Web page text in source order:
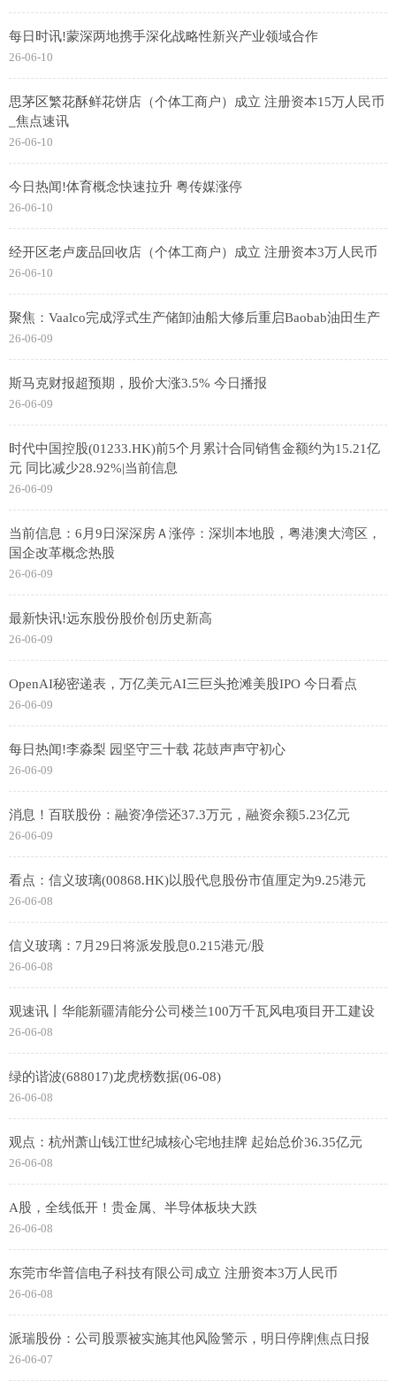
每日时讯!蒙深两地携手深化战略性新兴产业领域合作
26-06-10
思茅区繁花酥鲜花饼店（个体工商户）成立 注册资本15万人民币
_焦点速讯
26-06-10
今日热闻!体育概念快速拉升 粤传媒涨停
26-06-10
经开区老卢废品回收店（个体工商户）成立 注册资本3万人民币
26-06-10
聚焦：Vaalco完成浮式生产储卸油船大修后重启Baobab油田生产
26-06-09
斯马克财报超预期，股价大涨3.5% 今日播报
26-06-09
时代中国控股(01233.HK)前5个月累计合同销售金额约为15.21亿
元 同比减少28.92%|当前信息
26-06-09
当前信息：6月9日深深房Ａ涨停：深圳本地股，粤港澳大湾区，
国企改革概念热股
26-06-09
最新快讯!远东股份股价创历史新高
26-06-09
OpenAI秘密递表，万亿美元AI三巨头抢滩美股IPO 今日看点
26-06-09
每日热闻!李淼梨 园坚守三十载 花鼓声声守初心
26-06-09
消息！百联股份：融资净偿还37.3万元，融资余额5.23亿元
26-06-09
看点：信义玻璃(00868.HK)以股代息股份市值厘定为9.25港元
26-06-08
信义玻璃：7月29日将派发股息0.215港元/股
26-06-08
观速讯丨华能新疆清能分公司楼兰100万千瓦风电项目开工建设
26-06-08
绿的谐波(688017)龙虎榜数据(06-08)
26-06-08
观点：杭州萧山钱江世纪城核心宅地挂牌 起始总价36.35亿元
26-06-08
A股，全线低开！贵金属、半导体板块大跌
26-06-08
东莞市华普信电子科技有限公司成立 注册资本3万人民币
26-06-08
派瑞股份：公司股票被实施其他风险警示，明日停牌|焦点日报
26-06-07